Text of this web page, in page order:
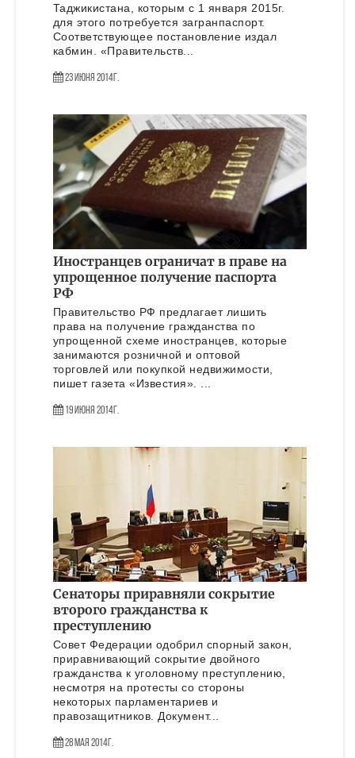
Таджикистана, которым с 1 января 2015г.
для этого потребуется загранпаспорт.
Соответствующее постановление издал
кабмин. «Правительств...
23 Июня 2014г.
Иностранцев ограничат в праве на
упрощенное получение паспорта
РФ
Правительство РФ предлагает лишить
права на получение гражданства по
упрощенной схеме иностранцев, которые
занимаются розничной и оптовой
торговлей или покупкой недвижимости,
пишет газета «Известия». ...
19 Июня 2014г.
Сенаторы приравняли сокрытие
второго гражданства к
преступлению
Совет Федерации одобрил спорный закон,
приравнивающий сокрытие двойного
гражданства к уголовному преступлению,
несмотря на протесты со стороны
некоторых парламентариев и
правозащитников. Документ...
28 Мая 2014г.